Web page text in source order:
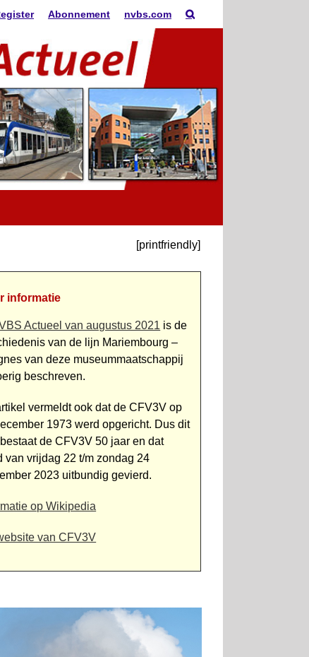
Abonnement nvbs.com
[printfriendly]
informatie
Actueel van augustus 2021 is de
van de lijn Mariembourg –
van deze museummaatschappij
beschreven.
vermeldt ook dat de CFV3V op
1973 werd opgericht. Dus dit
de CFV3V 50 jaar en dat
van vrijdag 22 t/m zondag 24
2023 uitbundig gevierd.
op Wikipedia
van CFV3V